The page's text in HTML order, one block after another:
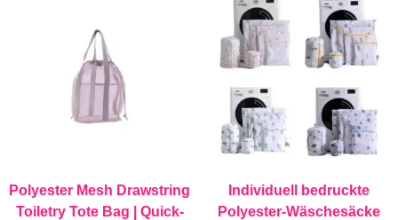
Polyester Mesh Drawstring
Toiletry Tote Bag | Quick-
Individuell bedruckte
Polyester-Wäschesäcke